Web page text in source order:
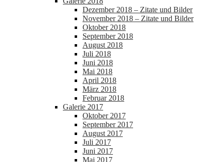
Dezember 2018 – Zitate und Bilder
November 2018 – Zitate und Bilder
Oktober 2018
September 2018
August 2018
Juli 2018
Juni 2018
Mai 2018
April 2018
März 2018
Februar 2018
Galerie 2017
Oktober 2017
September 2017
August 2017
Juli 2017
Juni 2017
Mai 2017